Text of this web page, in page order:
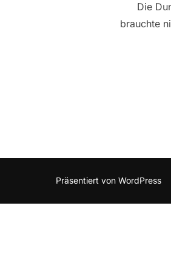
Die
brauchte
Präsentiert von WordPress